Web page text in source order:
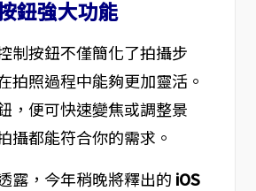
鈕強大功能
制按鈕不僅簡化了拍攝步
拍照過程中能夠更加靈活。
，便可快速變焦或調整景
攝都能符合你的需求。
露，今年稍晚將釋出的 iOS